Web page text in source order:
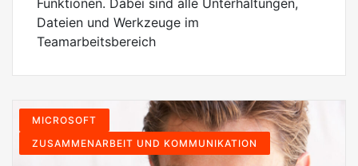
Funktionen. Dabei sind alle Unterhaltungen,
Dateien und Werkzeuge im
Teamarbeitsbereich
MICROSOFT
ZUSAMMENARBEIT UND KOMMUNIKATION